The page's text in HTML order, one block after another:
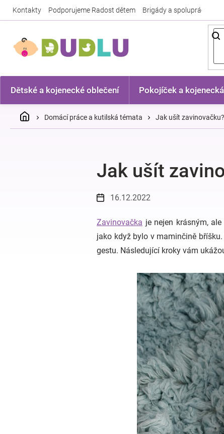
Kontakty Podporujeme Radost dětem Brigády a spolupráce
Dětské a kojenecké oblečení Pokojíček a
DomůDomácí práce a kutilská témata Jak ušít zavinovačku?
Jak ušít
16.12.2022
Zavinovačka je nejen krásným,
jako když bylo v maminčině
gestu. Následující kroky vám